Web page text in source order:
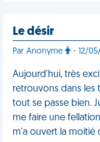
Le désir
Par Anonyme - 12/
Aujourd'hui, très
retrouvons dans les
tout se passe bien.
me faire une
m'a ouvert la moitié